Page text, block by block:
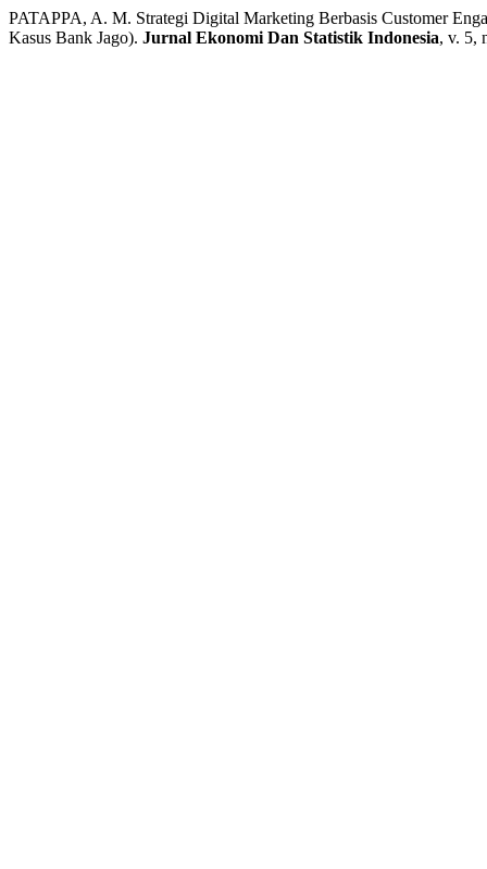
PATAPPA, A. M. Strategi Digital Marketing Berbasis Customer
Kasus Bank Jago). Jurnal Ekonomi Dan Statistik Indonesia, v. 5,